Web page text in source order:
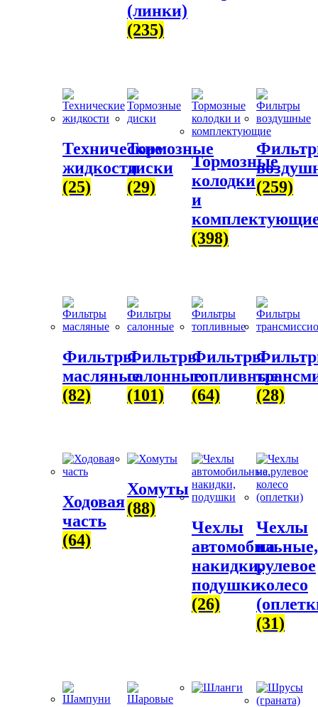
(линки)
(235)
Технические
жидкости
(25)
Тормозные
диски
(29)
Тормозные
колодки
и
(398)
(259)
Фильтры
масляные
(82)
Фильтры
салонные
(101)
Фильтры
топливные
(64)
(28)
Ходовая
часть
(64)
Хомуты
(88)
Чехлы
автомобильные,
накидки,
подушки
(26)
Чехлы
на
рулевое
колесо
(31)